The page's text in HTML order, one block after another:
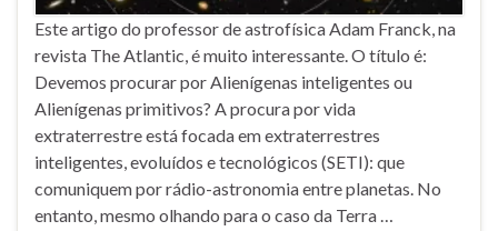
Este artigo do professor de astrofísica Adam Franck, na
revista The Atlantic, é muito interessante. O título é:
Devemos procurar por Alienígenas inteligentes ou
Alienígenas primitivos? A procura por vida
extraterrestre está focada em extraterrestres
inteligentes, evoluídos e tecnológicos (SETI): que
comuniquem por rádio-astronomia entre planetas. No
entanto, mesmo olhando para o caso da Terra …